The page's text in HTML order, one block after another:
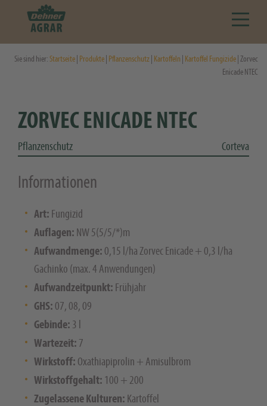
Sie sind hier:Startseite Produkte Pflanzenschutz Kartoffeln Kartoffel Fungizide | Zorvec
Enicade NTEC
ZORVEC ENICADE NTEC
Pflanzenschutz Corteva
Informationen
Art: Fungizid
Auflagen: NW 5(5/5/*)m
Aufwandmenge: 0,15 l/ha Zorvec Enicade + 0,3 l/ha
Gachinko (max. 4 Anwendungen)
Aufwandzeitpunkt: Frühjahr
GHS: 07, 08, 09
Gebinde: 3 l
Wartezeit: 7
Wirkstoff: Oxathiapiprolin + Amisulbrom
Wirkstoffgehalt: 100 + 200
Zugelassene Kulturen: Kartoffel